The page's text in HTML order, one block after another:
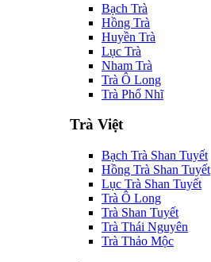
Bạch Trà
Hồng Trà
Huyền Trà
Lục Trà
Nham Trà
Trà Ô Long
Trà Phổ Nhĩ
Trà Việt
Bạch Trà Shan Tuyết
Hồng Trà Shan Tuyết
Lục Trà Shan Tuyết
Trà Ô Long
Trà Shan Tuyết
Trà Thái Nguyên
Trà Thảo Mộc